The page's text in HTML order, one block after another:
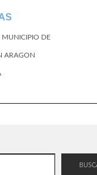
MUNICIPIO DE
ARAGON